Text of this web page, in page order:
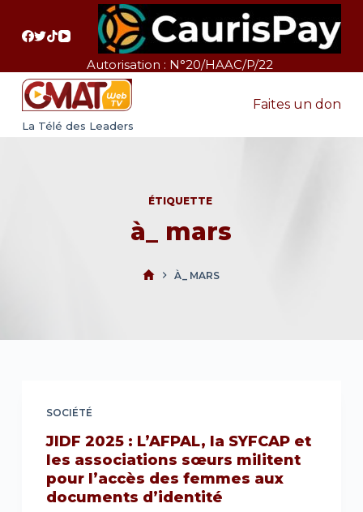
a
Autorisation : N°20/HAAC/P/22
La Télé des Leaders
Faites un don
ÉTIQUETTE
à_ mars
À_ MARS
SOCIÉTÉ
JIDF 2025 : L’AFPAL, la SYFCAP et
les associations sœurs militent
pour l’accès des femmes aux
documents d’identité